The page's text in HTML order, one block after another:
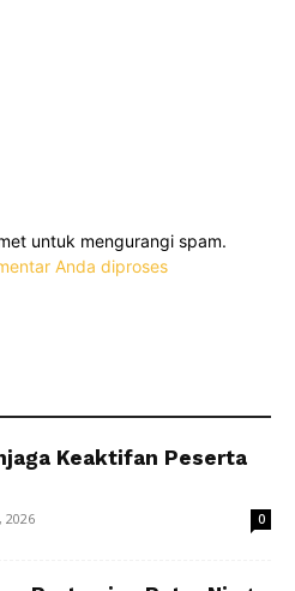
untuk mengurangi spam.
Anda diproses
Keaktifan Peserta
2026 0